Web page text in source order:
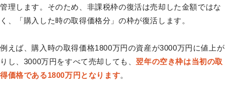
管理します。そのため、非課税枠の復活は売却した金額ではな
く、「購入した時の取得価格分」の枠が復活します。
例えば、購入時の取得価格1800万円の資産が3000万円に値上が
りし、3000万円をすべて売却しても、翌年の空き枠は当初の取
得価格である1800万円となります。